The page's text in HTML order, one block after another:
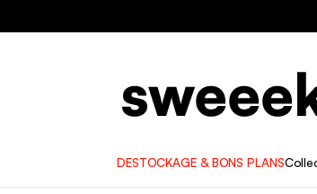
DESTOCKAGE & BONS PLANS